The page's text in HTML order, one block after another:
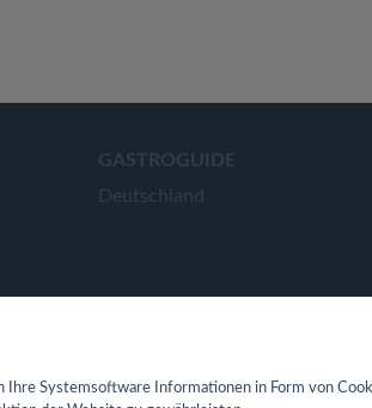
GASTROGUIDE
Deutschland
Ihre Systemsoftware Informationen in Form von